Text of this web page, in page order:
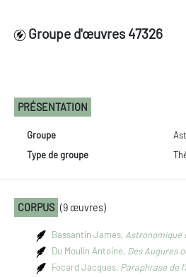
Groupe d'œuvres 47326
PRÉSENTATION
Groupe
Type de groupe
CORPUS (9 œuvres)
Bassantin James, Astronomique
Du Moulin Antoine, Des Augures
Focard Jacques, Paraphrase de